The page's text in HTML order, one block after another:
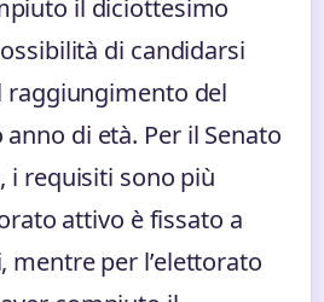
il diciottesimo
di candidarsi
raggiungimento del
di età. Per il Senato
i requisiti sono più
attivo è fissato a
mentre per l’elettorato